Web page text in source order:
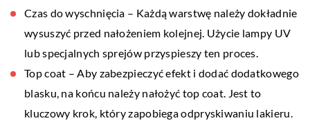
Czas do wyschnięcia – Każdą warstwę należy dokładnie
wysuszyć przed nałożeniem kolejnej. Użycie lampy UV
lub specjalnych sprejów przyspieszy ten proces.
Top coat – Aby zabezpieczyć efekt i dodać dodatkowego
blasku, na końcu należy nałożyć top coat. Jest to
kluczowy krok, który zapobiega odpryskiwaniu lakieru.